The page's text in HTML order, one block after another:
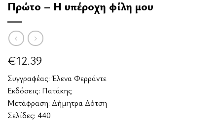
Πρώτο – Η υπέροχη φίλη μου
€12.39
Συγγραφέας:Έλενα Φερράντε
Εκδόσεις: Πατάκης
Μετάφραση: Δήμητρα Δότση
Σελίδες: 440